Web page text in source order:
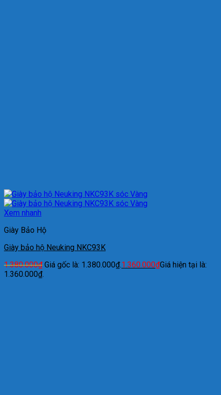
Xem nhanh
Giày Bảo Hộ
Giày bảo hộ Neuking NKC93K
1.380.000₫ Giá gốc là: 1.380.000₫.1.360.000₫Giá hiện tại là:
1.360.000₫.